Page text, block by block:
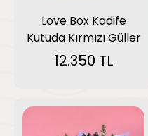
Love Box Kadife
Kutuda Kırmızı Güller
12.350 TL